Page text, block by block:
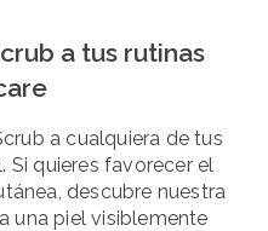
a tus rutinas
a cualquiera de tus
Si quieres favorecer el
descubre nuestra
una piel visiblemente